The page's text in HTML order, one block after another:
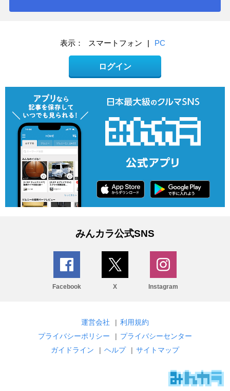
表示： スマートフォン | PC
ログイン
みんカラ公式SNS
Facebook X Instagram
運営会社 | 利用規約
プライバシーポリシー
| プライバシーセンター
ガイドライン
| ヘルプ | サイトマップ